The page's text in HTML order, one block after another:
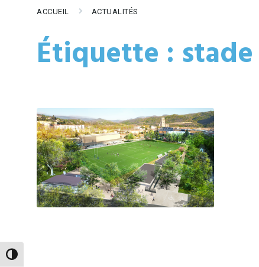
Passer en contraste élevé
ACCUEIL ACTUALITÉS
Étiquette : stade